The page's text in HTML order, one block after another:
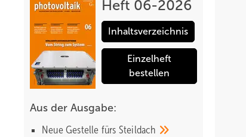
Heft 06-2026
Inhaltsverzeichnis
Einzelheft
bestellen
Aus der Ausgabe:
Neue Gestelle fürs Steildach